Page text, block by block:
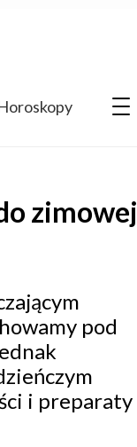
zimowej
pod
i preparaty